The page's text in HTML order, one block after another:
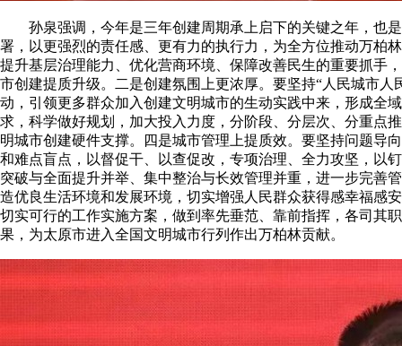
孙泉强调，今年是三年创建周期承上启下的关键之年，也是
署，以更强烈的责任感、更有力的执行力，为全方位推动万柏
提升基层治理能力、优化营商环境、保障改善民生的重要抓手
市创建提质升级。二是创建氛围上更浓厚。要坚持“人民城市
动，引领更多群众加入创建文明城市的生动实践中来，形成全
求，科学做好规划，加大投入力度，分阶段、分层次、分重点
明城市创建硬件支撑。四是城市管理上提质效。要坚持问题导
和难点盲点，以督促干、以查促改，专项治理、全力攻坚，以
突破与全面提升并举、集中整治与长效管理并重，进一步完善
造优良生活环境和发展环境，切实增强人民群众获得感幸福感
切实可行的工作实施方案，做到率先垂范、靠前指挥，各司其
果，为太原市进入全国文明城市行列作出万柏林贡献。